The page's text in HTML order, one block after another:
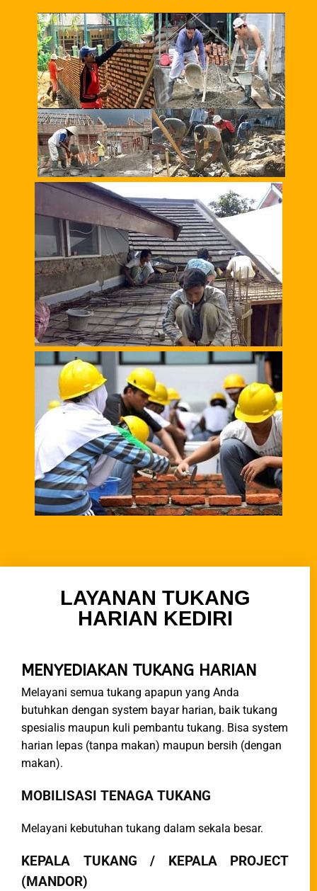
LAYANAN TUKANG
HARIAN KEDIRI
MENYEDIAKAN TUKANG HARIAN
Melayani semua tukang apapun yang Anda
butuhkan dengan system bayar harian, baik tukang
spesialis maupun kuli pembantu tukang. Bisa system
harian lepas (tanpa makan) maupun bersih (dengan
makan).
MOBILISASI TENAGA TUKANG
Melayani kebutuhan tukang dalam sekala besar.
KEPALA TUKANG / KEPALA PROJECT
(MANDOR)